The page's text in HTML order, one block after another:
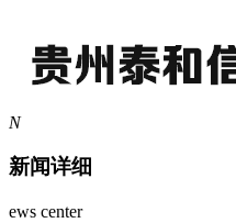
N
新闻详细
ews center